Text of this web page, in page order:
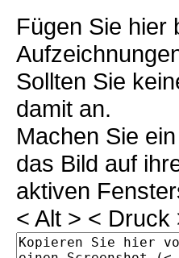
Fügen Sie hier
Sollten Sie
damit an.
Machen Sie
das Bild auf
aktiven
< Alt > < Druck